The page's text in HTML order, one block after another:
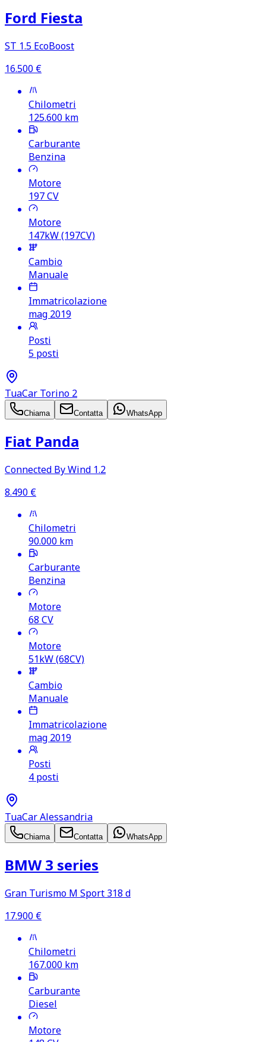
Ford Fiesta
ST 1.5 EcoBoost
16.500 €
Chilometri
125.600 km
Carburante
Benzina
Motore
197CV
Motore
147kW (197CV)
Cambio
Manuale
Immatricolazione
mag 2019
Posti
5 posti
TuaCar Torino 2
Chiama Contatta WhatsApp
Fiat Panda
Connected By Wind 1.2
8.490 €
Chilometri
90.000 km
Carburante
Benzina
Motore
68 CV
Motore
51kW (68CV)
Cambio
Manuale
Immatricolazione
mag 2019
Posti
4 posti
TuaCar Alessandria
Chiama Contatta WhatsApp
BMW 3 series
Gran Turismo M Sport 318 d
17.900 €
Chilometri
167.000 km
Carburante
Diesel
Motore